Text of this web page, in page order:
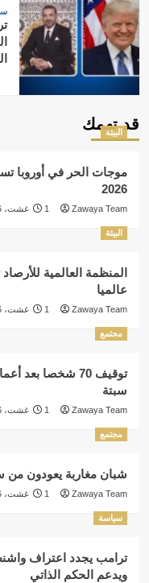
قد تهمك
البيئة
2026
Zawaya Team 1 غشت، 2026
البيئة
المنظمة العالمية
عالميا
Zawaya Team 1 غشت، 2026
مجتمع
توقيف 70 شخصا
سبتة
Zawaya Team 1 غشت، 2026
مجتمع
شبان مغاربة يعودون من
Zawaya Team 1 غشت، 2026
سياسة
ترامب يجدد اعتراف
ويدعم الحكم الذاتي